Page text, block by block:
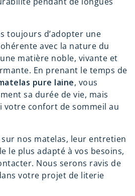
toujours d’adopter une
avec la nature du
matière noble, vivante et
En prenant le temps de
pure laine, vous
sa durée de vie, mais
votre confort de sommeil au
nos matelas, leur entretien
le plus adapté à vos besoins,
. Nous serons ravis de
votre projet de literie